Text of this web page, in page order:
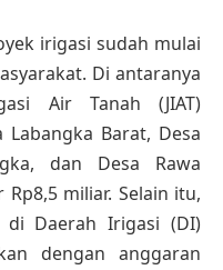
irigasi sudah mulai
Di antaranya
Air Tanah (JIAT)
Barat, Desa
dan Desa Rawa
miliar. Selain itu,
di Daerah Irigasi (DI)
dengan anggaran